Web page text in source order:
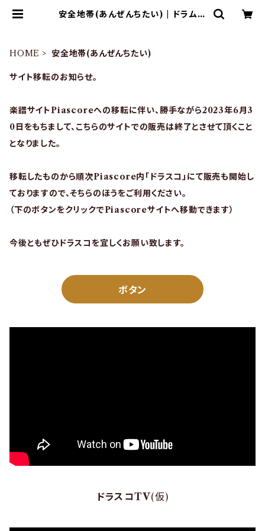
安全地帯(あんぜんちたい) | ドラム譜
HOME 安全地帯(あんぜんちたい)
サイト移転のお知らせ。
楽譜サイトPiascoreへの移転に伴い、勝手ながら2023年6月3
0日をもちまして、こちらのサイトでの販売は終了とさせて頂くこと
となりました。
移転したものから順次Piascore内「ドラスコ」にて販売も開始し
ておりますので、そちらのほうをご利用ください。
（下のボタンをクリックでPiascoreサイトへ移動できます）
今後ともぜひドラスコを宜しくお願い致します。
ボタン
ドラスコTV(仮)